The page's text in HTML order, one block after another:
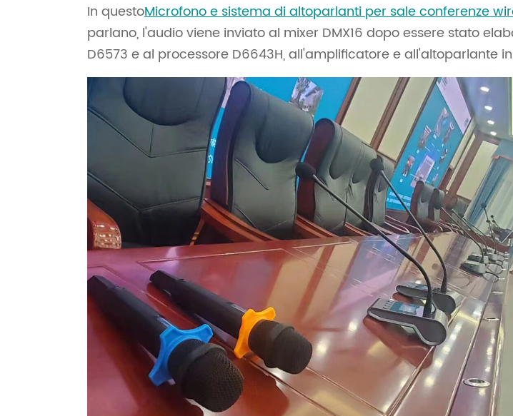
In questoMicrofono e sistema di altoparlanti per sale conferenze
parlano, l'audio viene inviato al mixer DMX16 dopo essere stato
D6573 e al processore D6643H, all'amplificatore e all'altoparlante